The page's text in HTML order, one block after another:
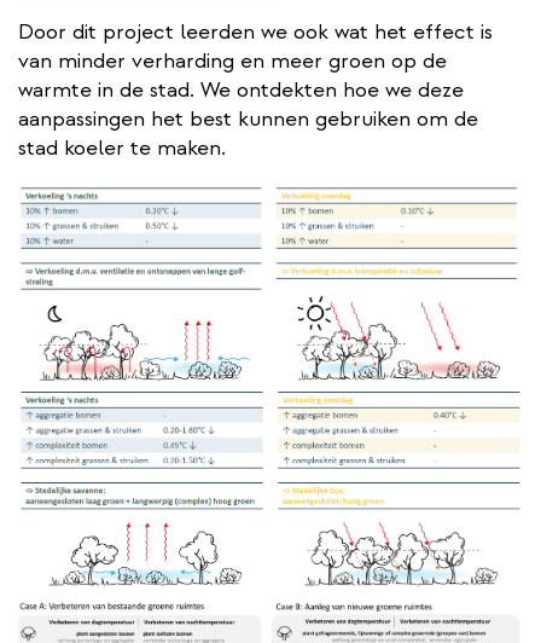
Door dit project leerden we ook wat het effect is
van minder verharding en meer groen op de
warmte in de stad. We ontdekten hoe we deze
aanpassingen het best kunnen gebruiken om de
stad koeler te maken.